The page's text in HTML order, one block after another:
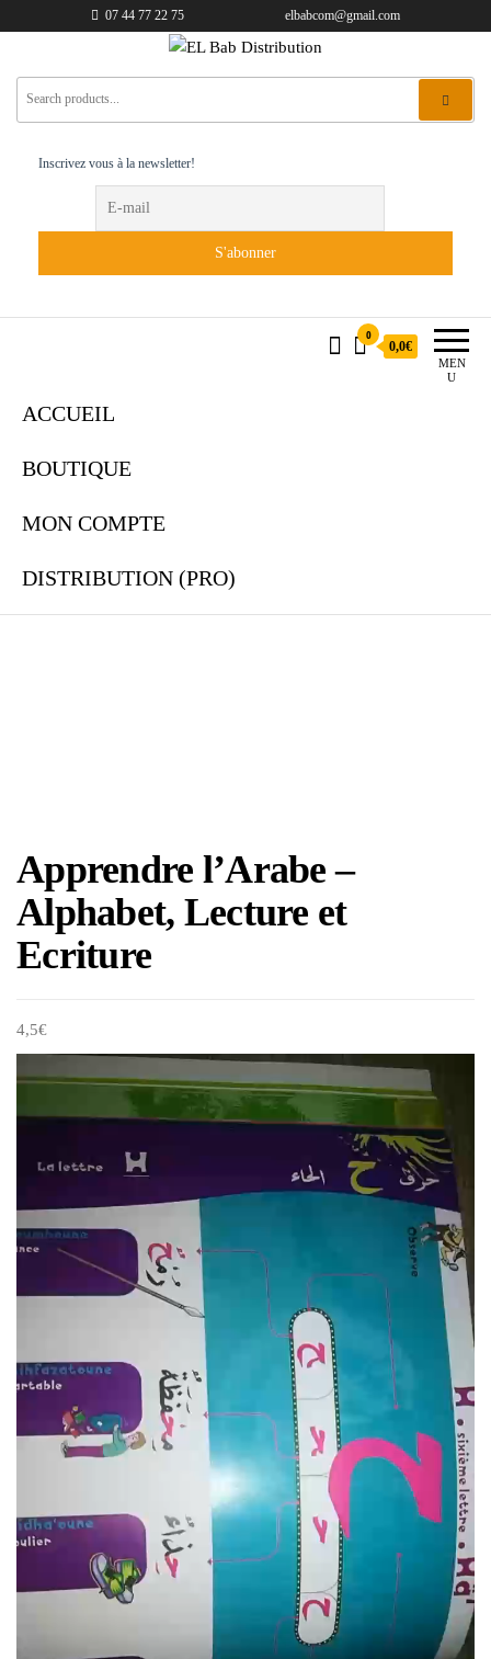
07 44 77 22 75 elbabcom@gmail.com
EL Bab Distribution
Inscrivez vous à la newsletter!
MEN
U
0
0,0€
ACCUEIL
BOUTIQUE
MON COMPTE
DISTRIBUTION (PRO)
Apprendre l’Arabe –
Alphabet, Lecture et
Ecriture
4,5€